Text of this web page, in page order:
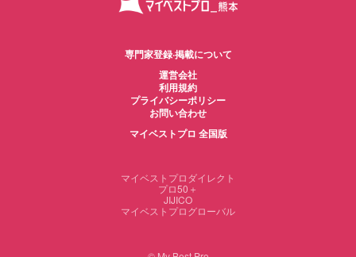
【介護予防サポーター講座／通いの場マッチング事業】
NPO法人介護予防で日本を元気にする会 ➡︎ 熊本市「くまもと元気
⑵理学療法に関する文献執筆
「デイでの外出が可能になる手段の提示と実践：モンパルの利用価
「スポーツ傷害と理学療法第2版」パーソナルトレーナーとしての理学
専門家登録·掲載について
運営会社
利用規約
プライバシーポリシー
お問い合わせ
マイベストプロ 全国版
マイベストプロダイレクト
プロ50＋
JIJICO
マイベストプログローバル